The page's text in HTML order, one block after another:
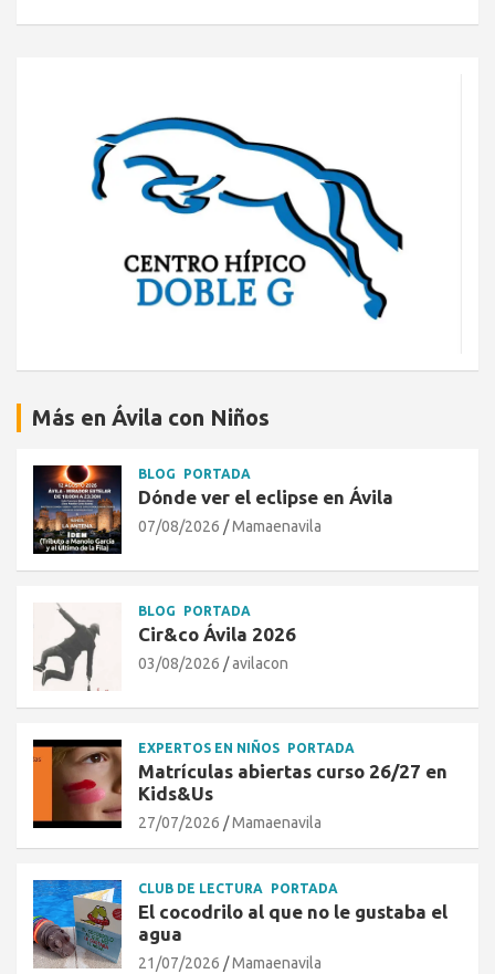
Más en Ávila con Niños
BLOG PORTADA
Dónde ver el eclipse en Ávila
07/08/2026 Mamaenavila
BLOG PORTADA
Cir&co Ávila 2026
03/08/2026 avilacon
EXPERTOS EN NIÑOS PORTADA
Matrículas abiertas curso 26/27 en
Kids&Us
27/07/2026 Mamaenavila
CLUB DE LECTURA PORTADA
El cocodrilo al que no le gustaba el
agua
21/07/2026 Mamaenavila